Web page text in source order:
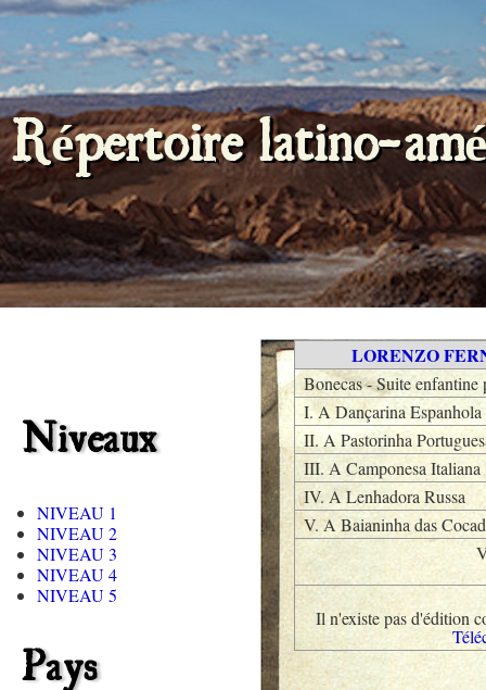
Répertoire latino-
Niveaux
NIVEAU 1
NIVEAU 2
NIVEAU 3
NIVEAU 4
NIVEAU 5
Pays
LORENZO
Bonecas - Suite
I. A Dançarina Espanhola
II. A Pastorinha
III. A Camponesa Italiana
IV. A Lenhadora Russa
V. A Baianinha das
Il n'existe pas d'édition